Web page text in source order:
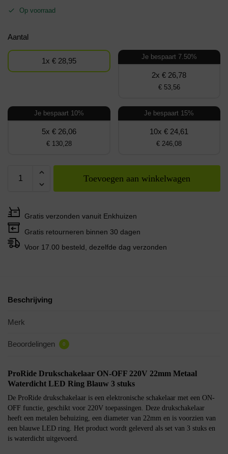
Op voorraad
Aantal
1x € 28,95 Je bespaart 7.50%
2x € 26,78
€ 53,56
Je bespaart 10%
5x € 26,06
€ 130,28
Je bespaart 15%
10x € 24,61
€ 246,08
Toevoegen aan winkelwagen
Gratis verzonden vanuit Enkhuizen
Gratis retourneren binnen 30 dagen
Voor 17.00 besteld, dezelfde dag verzonden
Beschrijving
Merk
Beoordelingen 0
ProRide Drukschakelaar ON-OFF 220V 22mm Metaal
Waterdicht LED Ring Blauw 3 stuks
De ProRide drukschakelaar is een elektronische schakelaar met een ON-
OFF functie, geschikt voor 220V toepassingen. Deze drukschakelaar
heeft een metalen behuizing, een diameter van 22mm en is voorzien van
een blauwe LED ring. Het product wordt geleverd als set van 3 stuks en
is waterdicht uitgevoerd.